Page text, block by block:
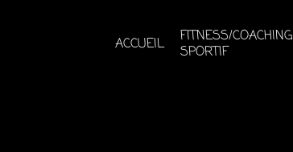
ACCUEIL
FITNESS/COACHING
SPORTIF